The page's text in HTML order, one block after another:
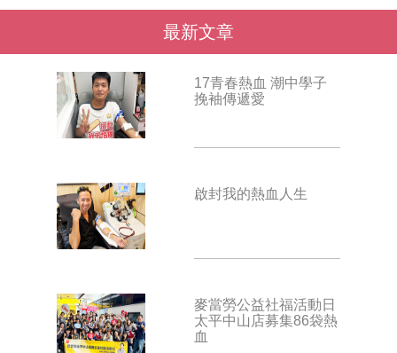
最新文章
17青春熱血 潮中學子
挽袖傳遞愛
啟封我的熱血人生
麥當勞公益社福活動日
太平中山店募集86袋熱
血